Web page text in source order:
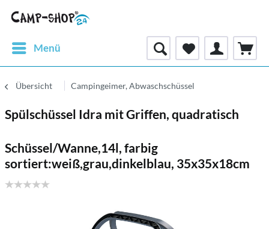
Menü
Übersicht Campingeimer, Abwaschschüssel
Spülschüssel Idra mit Griffen, quadratisch
Schüssel/Wanne,14l, farbig
sortiert:weiß,grau,dinkelblau, 35x35x18cm